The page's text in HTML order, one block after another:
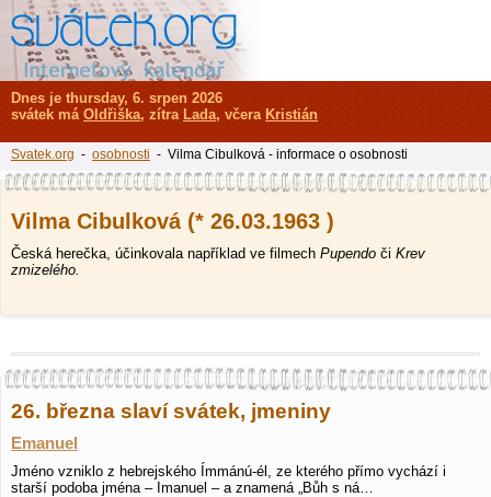
Vilma Cibulková (* 26.03.1963 )
Česká herečka, účinkovala například ve filmech Pupendo či Krev
zmizelého.
26. března slaví svátek, jmeniny
Emanuel
Jméno vzniklo z hebrejského Ímmánú-él, ze kterého přímo vychází i
starší podoba jména – Imanuel – a znamená „Bůh s ná…
Dnes je thursday, 6. srpen 2026
svátek má Oldřiška, zítra Lada, včera Kristián
Svatek.org - osobnosti - Vilma Cibulková - informace o osobnosti